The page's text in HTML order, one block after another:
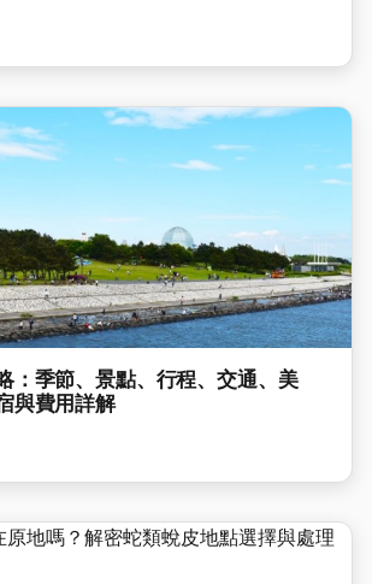
：季節、景點、行程、交通、美
與費用詳解